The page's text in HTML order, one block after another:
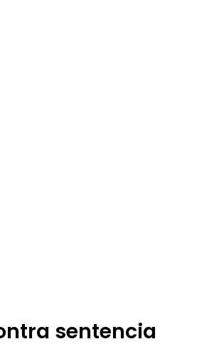
sentencia